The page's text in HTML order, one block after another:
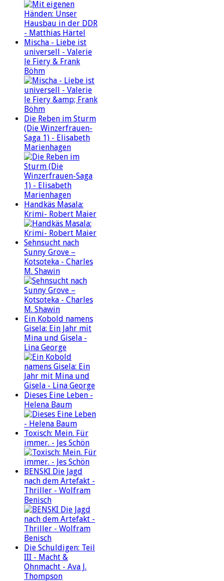
Mischa - Liebe ist
universell - Valerie
le Fiery & Frank
Böhm
Die Reben im Sturm
(Die Winzerfrauen-
Saga 1) - Elisabeth
Marienhagen
Handkäs Masala:
Krimi- Robert Maier
Sehnsucht nach
Sunny Grove –
Kotsoteka - Charles
M. Shawin
Ein Kobold namens
Gisela: Ein Jahr mit
Mina und Gisela -
Lina George
Dieses Eine Leben -
Helena Baum
Toxisch: Mein. Für
immer. - Jes Schön
BENSKI Die Jagd
nach dem Artefakt -
Thriller - Wolfram
Benisch
Die Schuldigen: Teil
III - Macht &
Ohnmacht - Ava J.
Thompson